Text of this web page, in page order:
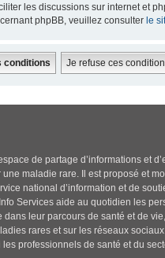
les discussions sur internet et
phpBB, veuillez consulter le
de partage d’informations et
maladie rare. Il est proposé et
national d’information et de
Services aide au quotidien les
leur parcours de santé et de
rares et sur les réseaux
professionnels de santé et du